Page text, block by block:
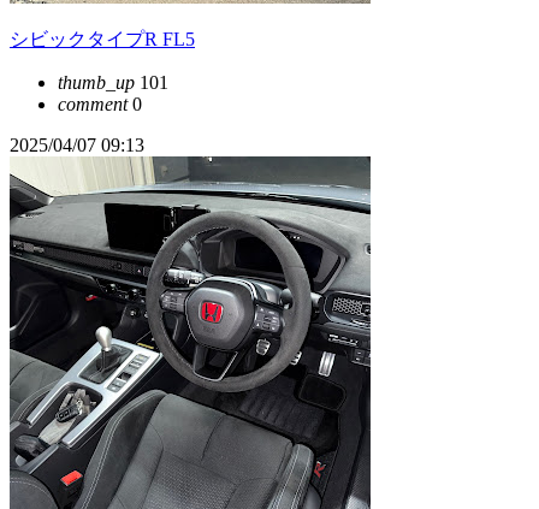
シビックタイプR FL5
thumb_up 101
comment0
2025/04/07 09:13